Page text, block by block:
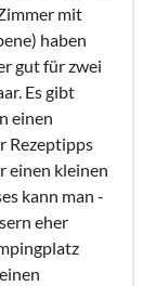
mit
haben
gut für zwei
Es gibt
einen
Rezeptipps
einen kleinen
kann man -
eher